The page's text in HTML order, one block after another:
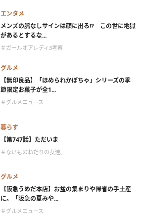
エンタメ
メンズの脈なしサインは顔に出る!? この世に地獄
があるとするな...
＃ガールオアレディ3考察
グルメ
【無印良品】「ほめられかぼちゃ」シリーズの季
節限定お菓子が全1...
＃グルメニュース
暮らす
【第747話】ただいま
＃ないものねだりの女達。
グルメ
【阪急うめだ本店】お盆の集まりや帰省の手土産
に。「阪急の夏みや...
＃グルメニュース